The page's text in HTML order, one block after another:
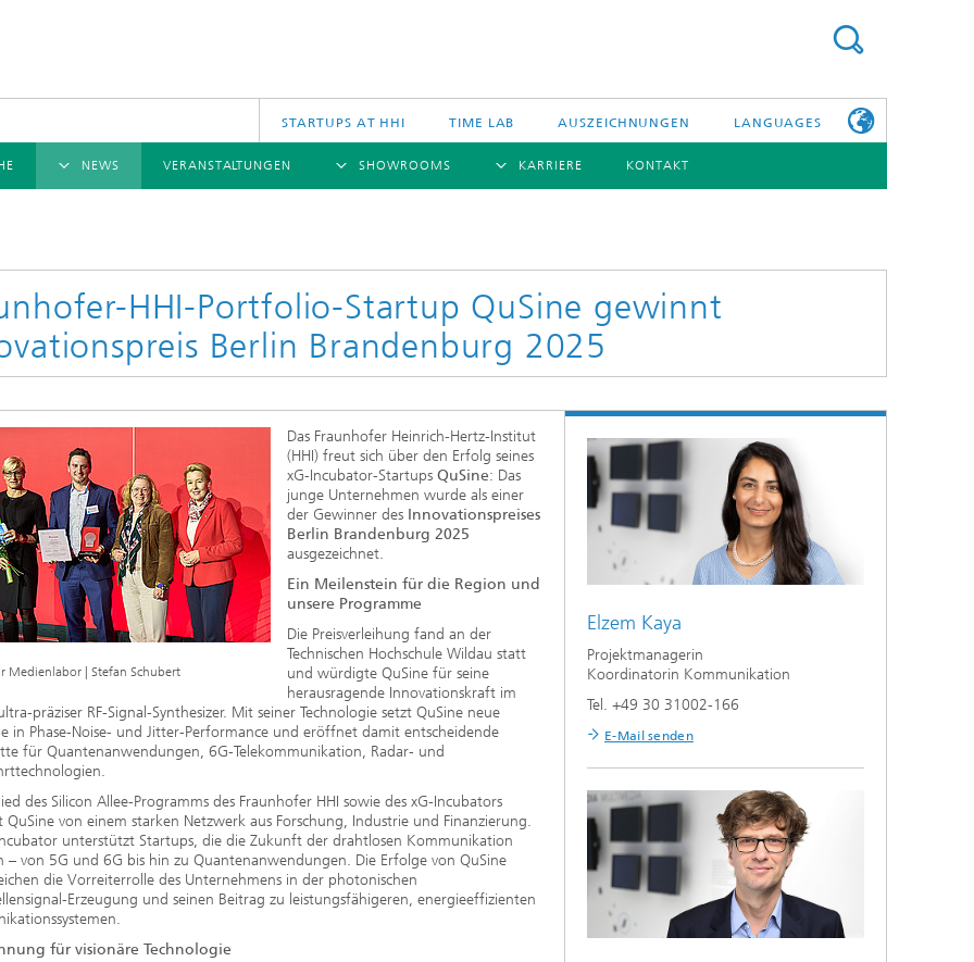
STARTUPS AT HHI TIME LAB AUSZEICHNUNGEN LANGUAGES
Drahtlose Kommunikation und Netze Hybride Integration und Sensorik
Technologie und Infrastruktur
Faseroptische Sensorsysteme
NEWS
Archiv
2025
2023
2021
2020
VERANSTALTUNGEN SHOWROOMS
TECH SPACE
KARRIERE
STELLEN
INFOS ZUM
HHI ALS
ARBEITGEBER
KONTAKT
HHI-Portfolio-Startup QuSine gewinnt
Berlin Brandenburg 2025
Medienlabor | Stefan Schubert
Das Fraunhofer Heinrich-Hertz-Institut
(HHI) freut sich über den Erfolg seines
xG-Incubator-Startups QuSine: Das
junge Unternehmen wurde als einer
der Gewinner des Innovationspreises
Berlin Brandenburg 2025
ausgezeichnet.
Ein Meilenstein für die Region und
unsere Programme
Die Preisverleihung fand an der
Technischen Hochschule Wildau statt
und würdigte QuSine für seine
herausragende Innovationskraft im
präziser RF-Signal-Synthesizer. Mit seiner Technologie setzt QuSine neue
in Phase-Noise- und Jitter-Performance und eröffnet damit entscheidende
für Quantenanwendungen, 6G-Telekommunikation, Radar- und
des Silicon Allee-Programms des Fraunhofer HHI sowie des xG-Incubators
von einem starken Netzwerk aus Forschung, Industrie und Finanzierung.
unterstützt Startups, die die Zukunft der drahtlosen Kommunikation
– von 5G und 6G bis hin zu Quantenanwendungen. Die Erfolge von QuSine
die Vorreiterrolle des Unternehmens in der photonischen
Erzeugung und seinen Beitrag zu leistungsfähigeren, energieeffizienten
für visionäre Technologie
Elzem Kaya
Projektmanagerin
Koordinatorin Kommunikation
Tel. +49 30 31002-166
E-Mail senden